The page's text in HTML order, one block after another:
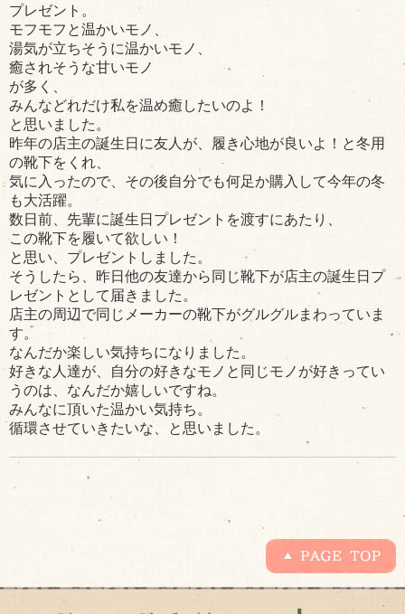
プレゼント。
モフモフと温かいモノ、
湯気が立ちそうに温かいモノ、
癒されそうな甘いモノ
が多く、
みんなどれだけ私を温め癒したいのよ！
と思いました。
昨年の店主の誕生日に友人が、履き心地が良いよ！と冬用
の靴下をくれ、
気に入ったので、その後自分でも何足か購入して今年の冬
も大活躍。
数日前、先輩に誕生日プレゼントを渡すにあたり、
この靴下を履いて欲しい！
と思い、プレゼントしました。
そうしたら、昨日他の友達から同じ靴下が店主の誕生日プ
レゼントとして届きました。
店主の周辺で同じメーカーの靴下がグルグルまわっていま
す。
なんだか楽しい気持ちになりました。
好きな人達が、自分の好きなモノと同じモノが好きってい
うのは、なんだか嬉しいですね。
みんなに頂いた温かい気持ち。
循環させていきたいな、と思いました。